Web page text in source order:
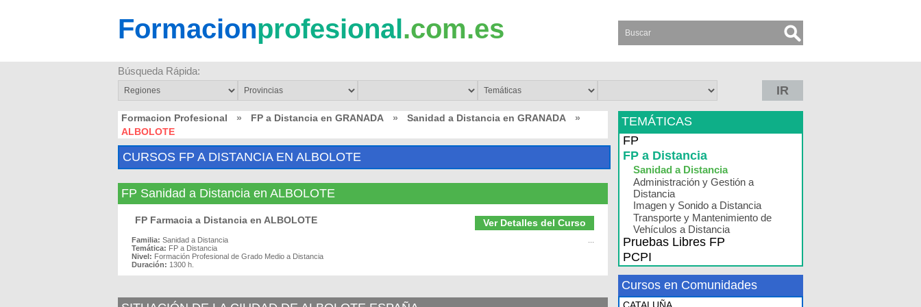
Formacionprofesional.com.es
Búsqueda Rápida:
IR
Formacion Profesional » FP a Distancia en GRANADA » Sanidad a Distancia en GRANADA
»
ALBOLOTE
CURSOS FP A DISTANCIA EN ALBOLOTE
FP Sanidad a Distancia en ALBOLOTE
Ver Detalles del Curso
FP Farmacia a Distancia en ALBOLOTE
Familia: Sanidad a Distancia
Temática: FP a Distancia
Nivel: Formación Profesional de Grado Medio a Distancia
Duración: 1300 h.
TEMÁTICAS
FP
FP a Distancia
Sanidad a Distancia
Administración y Gestión a
Distancia
Imagen y Sonido a Distancia
Transporte y Mantenimiento de
Vehículos a Distancia
Pruebas Libres FP
PCPI
Cursos en Comunidades